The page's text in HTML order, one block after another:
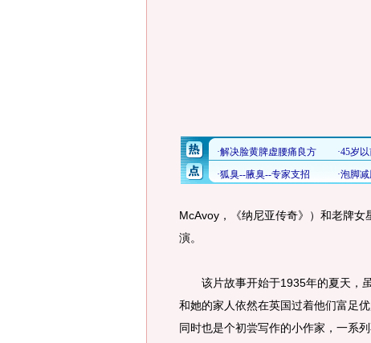
McAvoy，《纳尼亚传奇》）和老牌
演。
该片故事开始于1935年的夏天，虽
和她的家人依然在英国过着他们富足
同时也是个初尝写作的小作家，一系